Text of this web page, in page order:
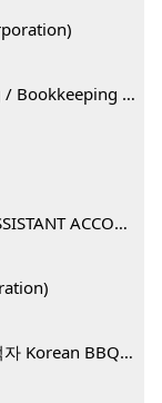
Young Ocean, Inc. 직원 모집 (Accounting / Bookkeeping 분야)
HIRING KOREAN/ENGLISH SPEAKING ASSISTANT ACCOUNT MANAGER
새롭게 오픈하는 (구)타코마 뉴강남 >>> 먹자 Korean BBQ 구인중